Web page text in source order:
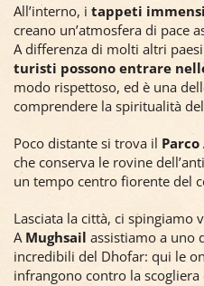
SALALAH: L’OMAN CHE NON TI
Eccoci arrivati nel punto più a
Salalah, la capitale del
La prima tappa è laGrande
più eleganti del Paese.
cupole bianche che risaltano
monsone.
All’interno, itappeti
A differenza di molti altri
turisti possono entrare
modo rispettoso, ed è una
comprendere la spiritualità